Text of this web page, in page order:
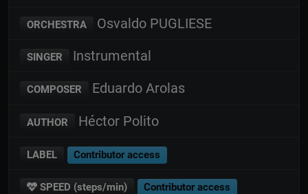
ORCHESTRA Osvaldo PUGLIESE
SINGER Instrumental
COMPOSER Eduardo Arolas
AUTHOR Héctor Polito
LABEL Contributor access
SPEED (steps/min) Contributor access